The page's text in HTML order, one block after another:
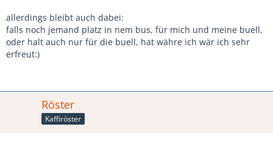
allerdings bleibt auch dabei:
falls noch jemand platz in nem bus, für mich und meine buell,
oder halt auch nur für die buell, hat währe ich wär ich sehr
erfreut:)
Röster
Kaffiröster